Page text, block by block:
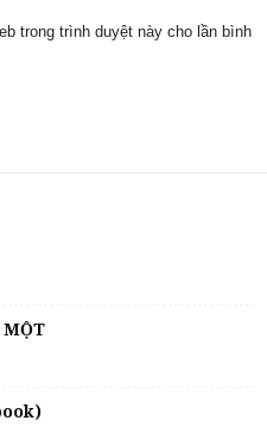
trong trình duyệt này cho lần bình
MỘT